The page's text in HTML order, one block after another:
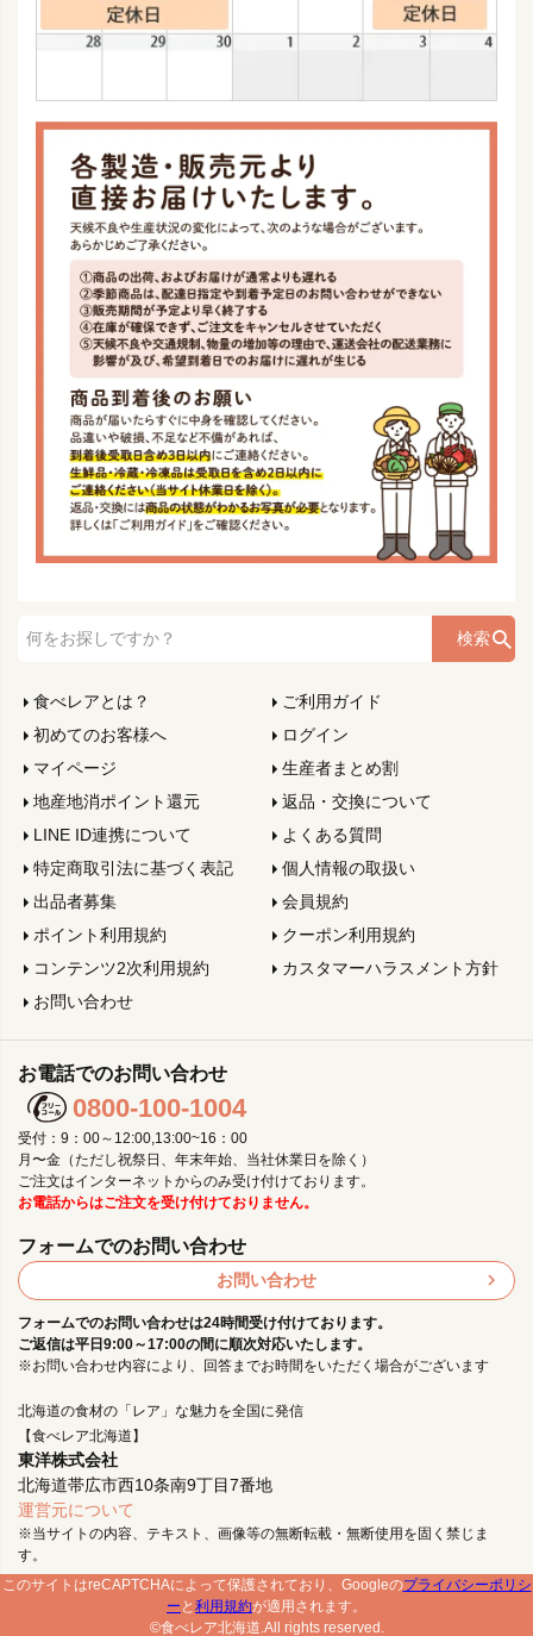
検索
食べレアとは？
ご利用ガイド
初めてのお客様へ
ログイン
マイページ
生産者まとめ割
地産地消ポイント還元
返品・交換について
LINE ID連携について
よくある質問
特定商取引法に基づく表記
個人情報の取扱い
出品者募集
会員規約
ポイント利用規約
クーポン利用規約
コンテンツ2次利用規約
カスタマーハラスメント方針
お問い合わせ
北海道の食材の「レア」な魅力を全国に発信
【食べレア北海道】
東洋株式会社
北海道帯広市西10条南9丁目7番地
運営元について
※当サイトの内容、テキスト、画像等の無断転載・無断使用を固く禁じま
す。
お電話でのお問い合わせ
0800-100-1004
受付：9：00～12:00,13:00~16：00
月〜金（ただし祝祭日、年末年始、当社休業日を除く）
ご注文はインターネットからのみ受け付けております。
お電話からはご注文を受け付けておりません。
フォームでのお問い合わせ
お問い合わせ
フォームでのお問い合わせは24時間受け付けております。
ご返信は平日9:00～17:00の間に順次対応いたします。
※お問い合わせ内容により、回答までお時間をいただく場合がございます
このサイトはreCAPTCHAによって保護されており、Googleのプライバシーポリシ
ー と 利用規約が適用されます。
©食べレア北海道.All rights reserved.